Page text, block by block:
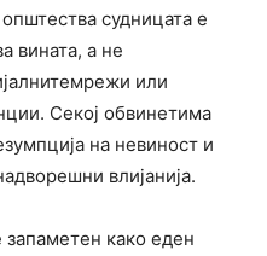
судницата е
вината, а не
или
Секој обвинетима
на невиност и
влијанија.
запаметен како еден